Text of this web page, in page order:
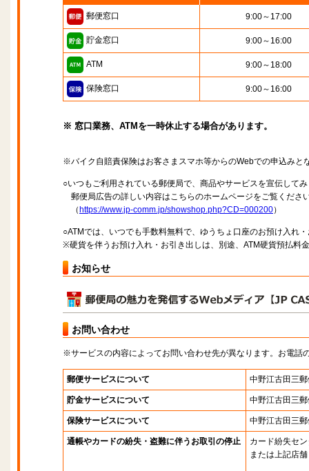
郵便窓口 9:00～17:00
貯金窓口 9:00～16:00
ATM 9:00～18:00
保険窓口 9:00～16:00
※ 窓口業務、ATMを一時休止する場合があります。
※バイク自賠責保険はお客さまスマホ等からのWebでの申込みと
○いつもご利用されている郵便局で、商品やサービスを宣伝して
郵便局広告の詳しい内容はこちらのホームページをご覧くださ
（ https://www.jp-comm.jp/showshop.php?CD=000200）
○ATMでは、いつでも手数料無料で、ゆうちょ口座のお預け入れ
※硬貨を伴うお預け入れ・お引き出しは、別途、ATM硬貨預払料
お知らせ
お問い合わせ
※サービスの内容によってお問い合わせ先が異なります。お電話
郵便サービスについて 中野江古田三
貯金サービスについて 中野江古田三
保険サービスについて 中野江古田三
通帳やカードの紛失・盗難に伴うお取引の停止
カード紛失セ
または上記店舗